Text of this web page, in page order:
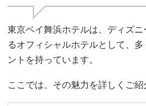
東京ベイ舞浜ホテルは、ディズ
るオフィシャルホテルとして、
ントを持っています。
ここでは、その魅力を詳しくご紹